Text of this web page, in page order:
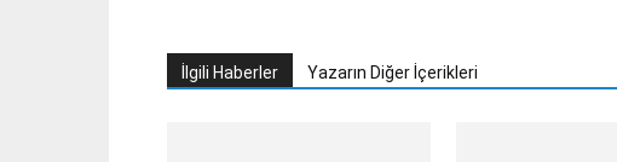
İlgili Haberler Yazarın Diğer İçerikleri